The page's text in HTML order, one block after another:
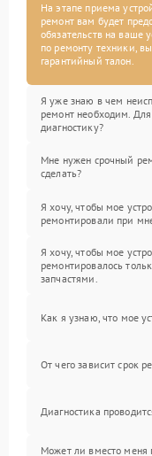
На этапе приема
ремонт вам будет
обязательств на ваше
по ремонту техники,
гарантийный талон.
Я уже знаю в чем
ремонт необходим. Для
диагностику?
Мне нужен срочный
сделать?
Я хочу, чтобы мое
ремонтировали при
Я хочу, чтобы мое
ремонтировалось
запчастями.
Как я узнаю, что мое
От чего зависит срок
Диагностика
Может ли вместо меня